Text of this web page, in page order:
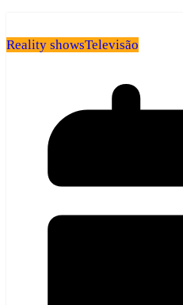
Reality showsTelevisão